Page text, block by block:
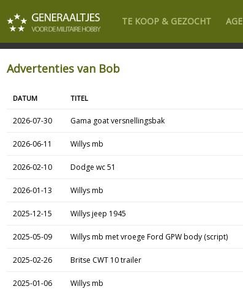
TE KOOP & GEZOCHT
Advertenties van Bob
DATUM TITEL
2026-07-30 Gama goat versnellingsbak
2026-06-11 Willys mb
2026-02-10 Dodge wc 51
2026-01-13 Willys mb
2025-12-15 Willys jeep 1945
2025-05-09 Willys mb met vroege Ford GPW body (script)
2025-02-26 Britse CWT 10 trailer
2025-01-06 Willys mb